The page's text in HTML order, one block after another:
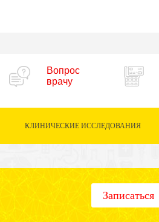
Вопрос
врачу
КЛИНИЧЕСКИЕ ИССЛЕДОВАНИЯ
Записаться